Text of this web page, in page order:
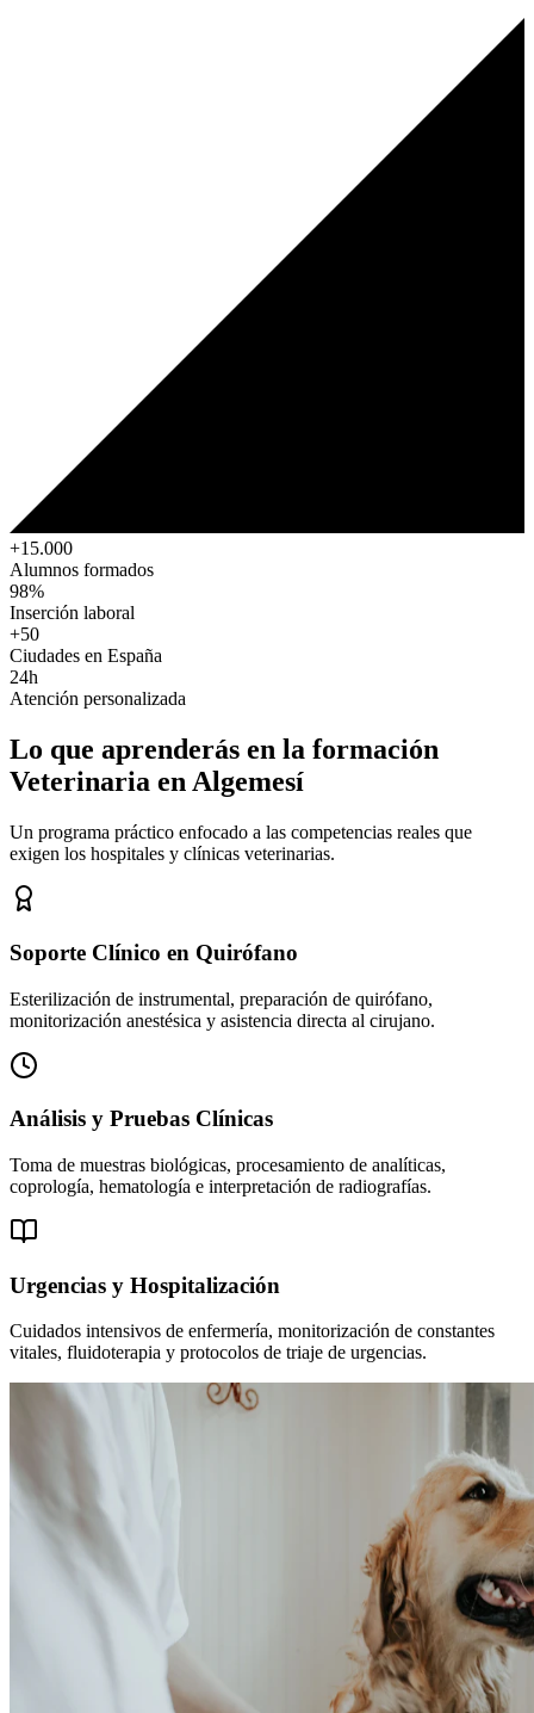
+15.000
Alumnos formados
98%
Inserción laboral
+50
Ciudades en España
24h
Atención personalizada
Lo que aprenderás en la formación
Veterinaria en Algemesí
Un programa práctico enfocado a las competencias reales que
exigen los hospitales y clínicas veterinarias.
Soporte Clínico en Quirófano
Esterilización de instrumental, preparación de quirófano,
monitorización anestésica y asistencia directa al cirujano.
Análisis y Pruebas Clínicas
Toma de muestras biológicas, procesamiento de analíticas,
coprología, hematología e interpretación de radiografías.
Urgencias y Hospitalización
Cuidados intensivos de enfermería, monitorización de constantes
vitales, fluidoterapia y protocolos de triaje de urgencias.